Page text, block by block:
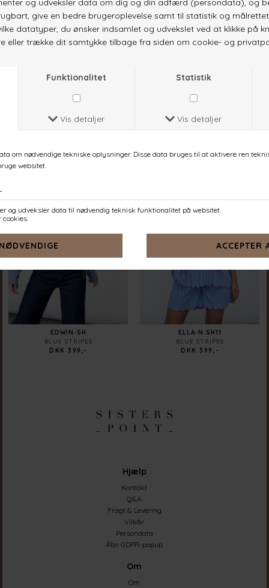
EMBER-SH
ENOLA-SH
EDWIN-SH
BLUE STRIPES
DKK 399,-
ELLA-N.SH11
BLUE STRIPES
DKK 399,-
Hjælp
Kontakt
Q&A
Fragt & Levering
Vilkår
Persondata
Åbn GDPR-popup
Om
Om